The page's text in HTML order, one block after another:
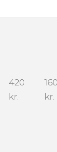
420
kr.
160
kr.